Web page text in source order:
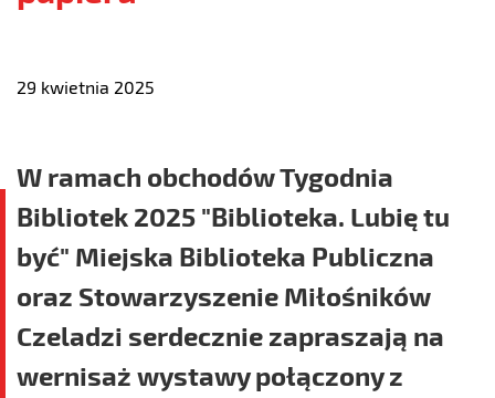
29 kwietnia 2025
W ramach obchodów Tygodnia
Bibliotek 2025 "Biblioteka. Lubię tu
być" Miejska Biblioteka Publiczna
oraz Stowarzyszenie Miłośników
Czeladzi serdecznie zapraszają na
wernisaż wystawy połączony z